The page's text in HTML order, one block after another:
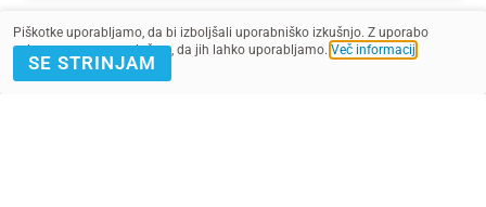
Piškotke uporabljamo, da bi izboljšali uporabniško izkušnjo. Z uporabo
spletnega mesta soglašate, da jih lahko uporabljamo. Več informacij
SE STRINJAM